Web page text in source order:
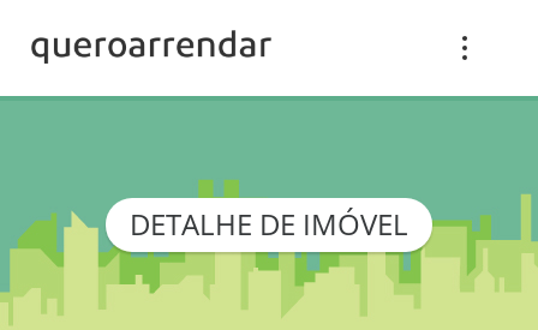
DETALHE DE IMÓVEL